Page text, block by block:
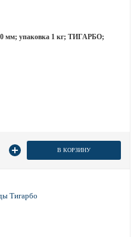
мм; упаковка 1 кг; ТИГАРБО;
В КОРЗИНУ